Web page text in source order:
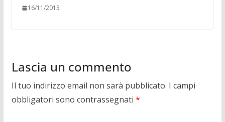
16/11/2013
Lascia un commento
Il tuo indirizzo email non sarà pubblicato. I campi
obbligatori sono contrassegnati *